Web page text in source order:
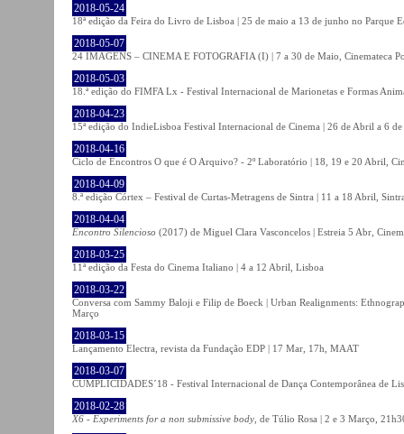
2018-05-24
18ª edição da Feira do Livro de Lisboa | 25 de maio a 13 de junho no Parque
2018-05-07
24 IMAGENS – CINEMA E FOTOGRAFIA (I) | 7 a 30 de Maio, Cinemateca
2018-05-03
18.ª edição do FIMFA Lx - Festival Internacional de Marionetas e Formas
2018-04-23
15ª edição do IndieLisboa Festival Internacional de Cinema | 26 de Abril a 6
2018-04-16
Ciclo de Encontros O que é O Arquivo? - 2º Laboratório | 18, 19 e 20 Abril,
2018-04-09
8.ª edição Córtex – Festival de Curtas-Metragens de Sintra | 11 a 18 Abril,
2018-04-04
Encontro Silencioso (2017) de Miguel Clara Vasconcelos | Estreia 5 Abr,
2018-03-25
11ª edição da Festa do Cinema Italiano | 4 a 12 Abril, Lisboa
2018-03-22
Conversa com Sammy Baloji e Filip de Boeck | Urban Realignments:
Março
2018-03-15
Lançamento Electra, revista da Fundação EDP | 17 Mar, 17h, MAAT
2018-03-07
CUMPLICIDADES´18 - Festival Internacional de Dança Contemporânea de
2018-02-28
X6 - Experiments for a non submissive body , de Túlio Rosa | 2 e 3 Março,